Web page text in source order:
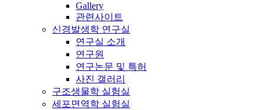
Gallery
관련사이트
신경발생학 연구실
연구실 소개
연구원
연구논문 및 특허
사진 갤러리
구조생물학 실험실
세포면역학 실험실